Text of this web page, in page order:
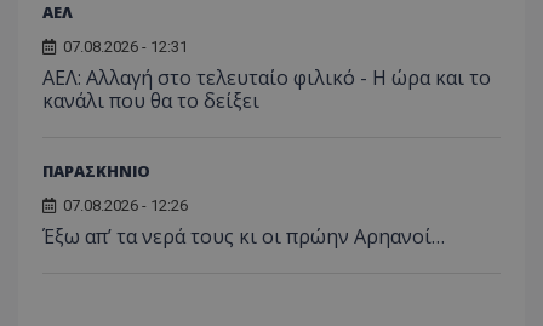
ΑΕΛ
07.08.2026 - 12:31
ΑΕΛ: Αλλαγή στο τελευταίο φιλικό - Η ώρα και το
κανάλι που θα το δείξει
ΠΑΡΑΣΚΗΝΙΟ
07.08.2026 - 12:26
Έξω απ’ τα νερά τους κι οι πρώην Αρηανοί…